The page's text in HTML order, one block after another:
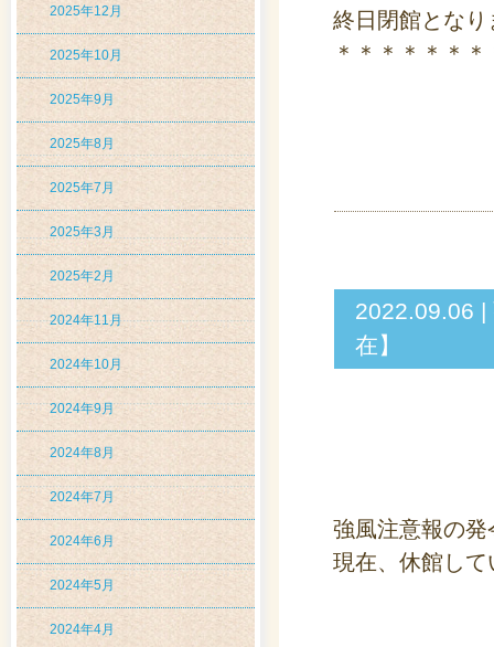
2025年12月
2025年10月
2025年9月
2025年8月
2025年7月
2025年3月
2025年2月
2024年11月
2024年10月
2024年9月
2024年8月
2024年7月
2024年6月
2024年5月
2024年4月
終日閉館となり
＊＊＊＊＊＊
2022.09.06
在】
強風注意報の
現在、休館して